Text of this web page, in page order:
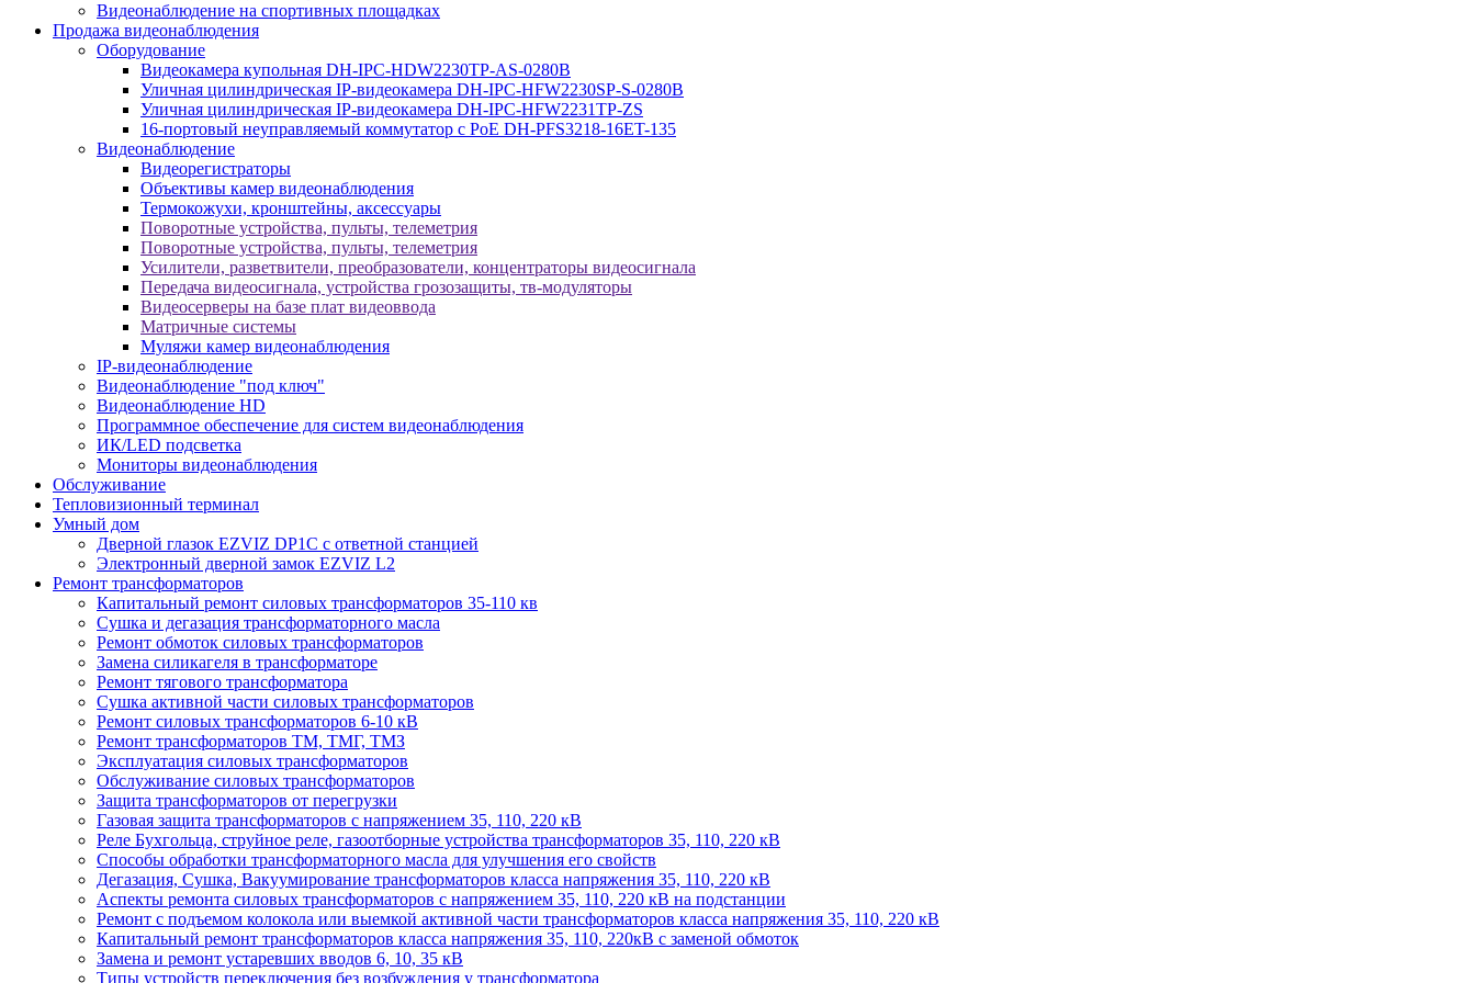
Видеонаблюдение на спортивных площадках
Продажа видеонаблюдения
Оборудование
Видеокамера купольная DH-IPC-HDW2230TP-AS-0280B
Уличная цилиндрическая IP-видеокамера DH-IPC-HFW2230SP-S-0280B
Уличная цилиндрическая IP-видеокамера DH-IPC-HFW2231TP-ZS
16-портовый неуправляемый коммутатор с РоЕ DH-PFS3218-16ET-135
Видеонаблюдение
Видеорегистраторы
Объективы камер видеонаблюдения
Термокожухи, кронштейны, аксессуары
Поворотные устройства, пульты, телеметрия
Поворотные устройства, пульты, телеметрия
Усилители, разветвители, преобразователи, концентраторы видеосигнала
Передача видеосигнала, устройства грозозащиты, тв-модуляторы
Видеосерверы на базе плат видеоввода
Матричные системы
Муляжи камер видеонаблюдения
IP-видеонаблюдение
Видеонаблюдение "под ключ"
Видеонаблюдение HD
Программное обеспечение для систем видеонаблюдения
ИК/LED подсветка
Мониторы видеонаблюдения
Обслуживание
Тепловизионный терминал
Умный дом
Дверной глазок EZVIZ DP1C с ответной станцией
Электронный дверной замок EZVIZ L2
Ремонт трансформаторов
Капитальный ремонт силовых трансформаторов 35-110 кв
Сушка и дегазация трансформаторного масла
Ремонт обмоток силовых трансформаторов
Замена силикагеля в трансформаторе
Ремонт тягового трансформатора
Сушка активной части силовых трансформаторов
Ремонт силовых трансформаторов 6-10 кВ
Ремонт трансформаторов ТМ, ТМГ, ТМЗ
Эксплуатация силовых трансформаторов
Обслуживание силовых трансформаторов
Защита трансформаторов от перегрузки
Газовая защита трансформаторов с напряжением 35, 110, 220 кВ
Реле Бухгольца, струйное реле, газоотборные устройства трансформаторов 35, 110, 220 кВ
Способы обработки трансформаторного масла для улучшения его свойств
Дегазация, Сушка, Вакуумирование трансформаторов класса напряжения 35, 110, 220 кВ
Аспекты ремонта силовых трансформаторов с напряжением 35, 110, 220 кВ на подстанции
Ремонт с подъемом колокола или выемкой активной части трансформаторов класса напряжения 35, 110, 220 кВ
Капитальный ремонт трансформаторов класса напряжения 35, 110, 220кВ с заменой обмоток
Замена и ремонт устаревших вводов 6, 10, 35 кВ
Типы устройств переключения без возбуждения у трансформатора